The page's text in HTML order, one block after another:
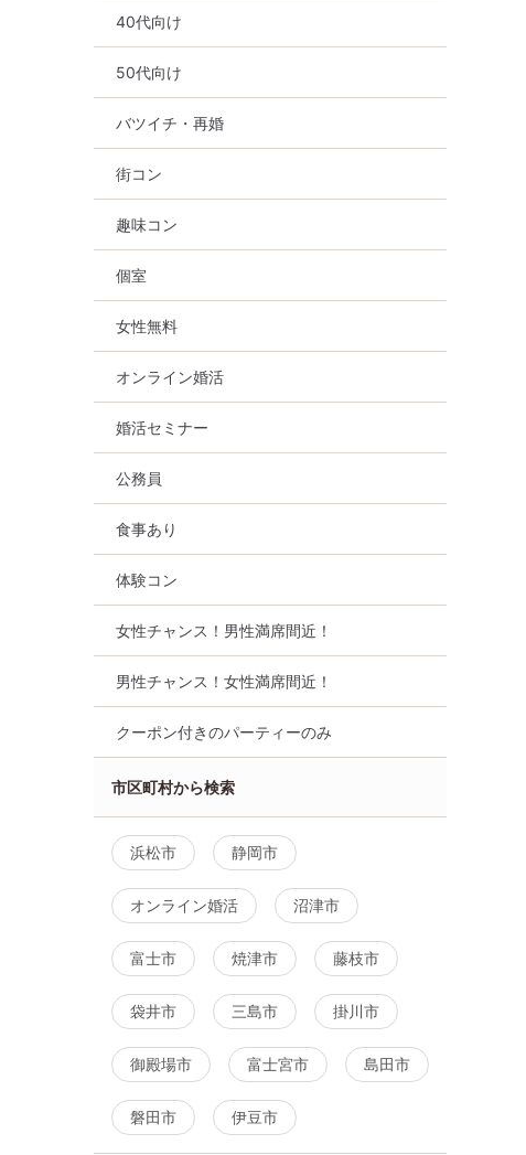
静岡市
女性無料 静岡県 静岡市
40代向け
50代向け
バツイチ・再婚
街コン
趣味コン
個室
女性無料
オンライン婚活
婚活セミナー
公務員
食事あり
体験コン
女性チャンス！男性満席間近！
男性チャンス！女性満席間近！
クーポン付きのパーティーのみ
市区町村から検索
浜松市 静岡市
オンライン婚活 沼津市
富士市 焼津市 藤枝市
袋井市 三島市 掛川市
御殿場市 富士宮市 島田市
磐田市 伊豆市